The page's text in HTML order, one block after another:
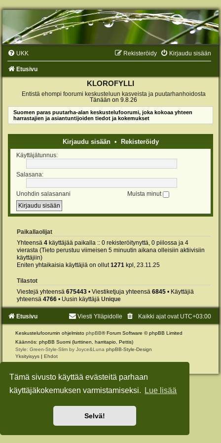
Tämä sivusto käyttää evästeitä parhaan
käyttäjäkokemuksen varmistamiseksi.
Lue lisää
Selvä!
UKK Kirjaudu sisään
Rekisteröidy
Etusivu
KLOROFYLLI
Entistä ehompi foorumi keskusteluun kasveista ja puutarhanhoidosta
Tänään on 9.8.26
Suomen paras puutarha-alan keskustelufoorumi, joka kokoaa yhteen
harrastajien ja asiantuntijoiden tiedot ja kokemukset
Kirjaudu sisään• Rekisteröidy
Käyttäjätunnus:
Salasana:
Unohdin salasanani Muista minut
Paikallaolijat
Yhteensä 4 käyttäjää paikalla :: 0 rekisteröitynyttä, 0 piilossa ja 4
vierasta (Tieto perustuu viimeisen 5 minuutin aikana olleisiin aktiivisiin
käyttäjiin)
Eniten yhtaikaisia käyttäjiä on ollut1271 kpl, 23.11.25
Tilastot
Viestejä yhteensä 675443 • Viestiketjuja yhteensä 6845 • Käyttäjiä
yhteensä 4766 • Uusin käyttäjä Unique
Etusivu Kaikki ajat ovat UTC+03:00
Viesti Ylläpidolle
Keskustelufoorumin ohjelmisto phpBB® Forum Software © phpBB Limited
Käännös: phpBB Suomi (lurttinen, harritapio, Pettis)
Style: Green-Style-Slim by Joyce&Luna phpBB-Style-Design
Yksityisyys | Ehdot